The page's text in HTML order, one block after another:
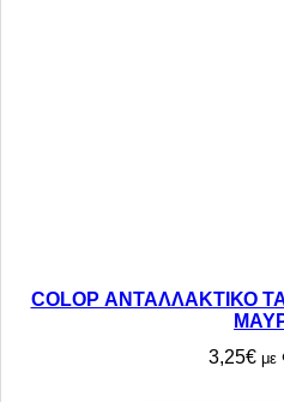
COLOP ΑΝΤΑΛΛΑΚΤΙΚΟ
3,25€ με